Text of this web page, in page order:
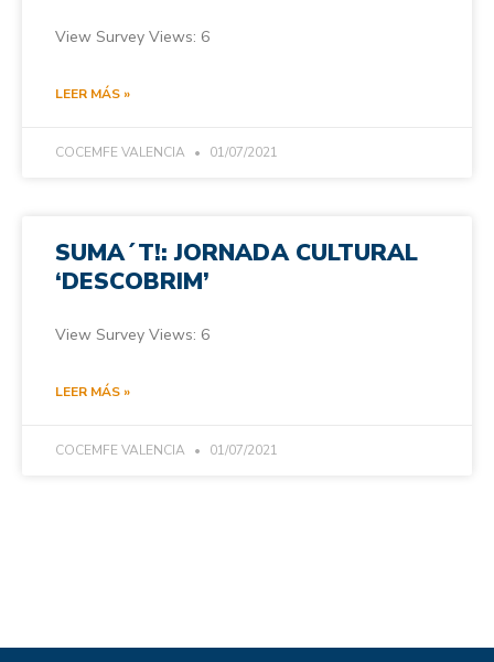
View Survey Views: 6
LEER MÁS »
COCEMFE VALENCIA 01/07/2021
SUMA´T!: JORNADA CULTURAL
‘DESCOBRIM’
View Survey Views: 6
LEER MÁS »
COCEMFE VALENCIA 01/07/2021